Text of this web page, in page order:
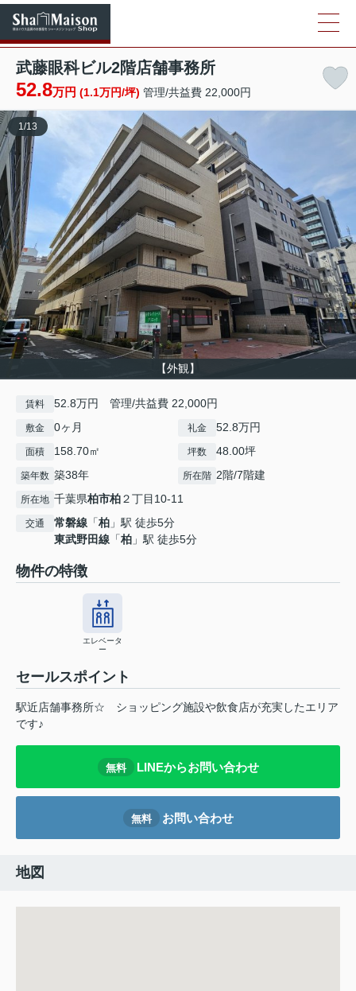
武藤眼科ビル2階店舗事務所
52.8万円 (1.1万円/坪) 管理/共益費 22,000円
【外観】
1 /13
賃料 52.8万円 管理/共益費 22,000円
敷金 0ヶ月 礼金 52.8万円
面積 158.70㎡ 坪数 48.00坪
築年数 築38年 所在階 2階/7階建
所在地 千葉県柏市柏２丁目10-11
交通 常磐線 「柏 」駅 徒歩5分
東武野田線 「柏 」駅 徒歩5分
物件の特徴
エレベータ
ー
セールスポイント
駅近店舗事務所☆ ショッピング施設や飲食店が充実したエリア
です♪
無料 LINEからお問い合わせ
無料 お問い合わせ
地図